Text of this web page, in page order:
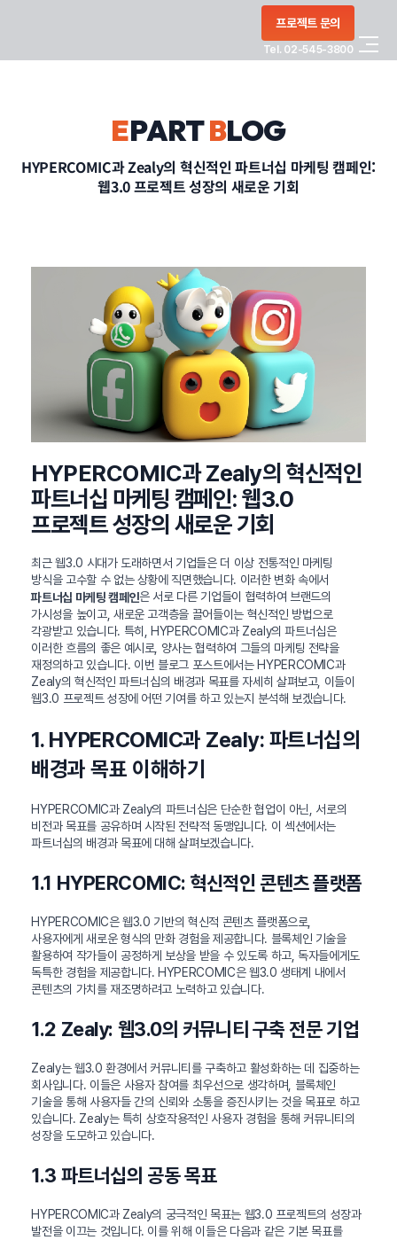
프로젝트 문의
Tel. 02-545-3800
PORTFOLIO
정부지원사업
EPARTBLOG
HYPERCOMIC과 Zealy의 혁신적인 파트너십 마케팅 캠페인:
웹3.0 프로젝트 성장의 새로운 기회
HYPERCOMIC과 Zealy의 혁신적인
파트너십 마케팅 캠페인: 웹3.0
프로젝트 성장의 새로운 기회
최근 웹3.0 시대가 도래하면서 기업들은 더 이상 전통적인 마케팅
방식을 고수할 수 없는 상황에 직면했습니다. 이러한 변화 속에서
파트너십 마케팅 캠페인은 서로 다른 기업들이 협력하여 브랜드의
가시성을 높이고, 새로운 고객층을 끌어들이는 혁신적인 방법으로
각광받고 있습니다. 특히, HYPERCOMIC과 Zealy의 파트너십은
이러한 흐름의 좋은 예시로, 양사는 협력하여 그들의 마케팅 전략을
재정의하고 있습니다. 이번 블로그 포스트에서는 HYPERCOMIC과
Zealy의 혁신적인 파트너십의 배경과 목표를 자세히 살펴보고, 이들이
웹3.0 프로젝트 성장에 어떤 기여를 하고 있는지 분석해 보겠습니다.
1. HYPERCOMIC과 Zealy: 파트너십의
배경과 목표 이해하기
HYPERCOMIC과 Zealy의 파트너십은 단순한 협업이 아닌, 서로의
비전과 목표를 공유하며 시작된 전략적 동맹입니다. 이 섹션에서는
파트너십의 배경과 목표에 대해 살펴보겠습니다.
1.1 HYPERCOMIC: 혁신적인 콘텐츠 플랫폼
HYPERCOMIC은 웹3.0 기반의 혁신적 콘텐츠 플랫폼으로,
사용자에게 새로운 형식의 만화 경험을 제공합니다. 블록체인 기술을
활용하여 작가들이 공정하게 보상을 받을 수 있도록 하고, 독자들에게도
독특한 경험을 제공합니다. HYPERCOMIC은 웹3.0 생태계 내에서
콘텐츠의 가치를 재조명하려고 노력하고 있습니다.
1.2 Zealy: 웹3.0의 커뮤니티 구축 전문 기업
Zealy는 웹3.0 환경에서 커뮤니티를 구축하고 활성화하는 데 집중하는
회사입니다. 이들은 사용자 참여를 최우선으로 생각하며, 블록체인
기술을 통해 사용자들 간의 신뢰와 소통을 증진시키는 것을 목표로 하고
있습니다. Zealy는 특히 상호작용적인 사용자 경험을 통해 커뮤니티의
성장을 도모하고 있습니다.
1.3 파트너십의 공동 목표
HYPERCOMIC과 Zealy의 궁극적인 목표는 웹3.0 프로젝트의 성장과
발전을 이끄는 것입니다. 이를 위해 이들은 다음과 같은 기본 목표를